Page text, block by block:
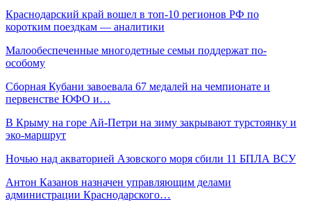
Краснодарский край вошел в топ-10 регионов РФ по
коротким поездкам — аналитики
Малообеспеченные многодетные семьи поддержат по-
особому
Сборная Кубани завоевала 67 медалей на чемпионате и
первенстве ЮФО и…
В Крыму на горе Ай-Петри на зиму закрывают турстоянку и
эко-маршрут
Ночью над акваторией Азовского моря сбили 11 БПЛА ВСУ
Антон Казанов назначен управляющим делами
администрации Краснодарского…